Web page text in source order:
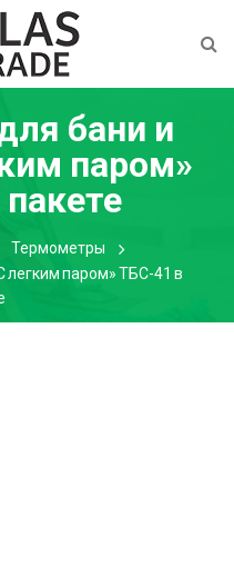
бани и
паром»
Термометры
легким паром» ТБС-41 в